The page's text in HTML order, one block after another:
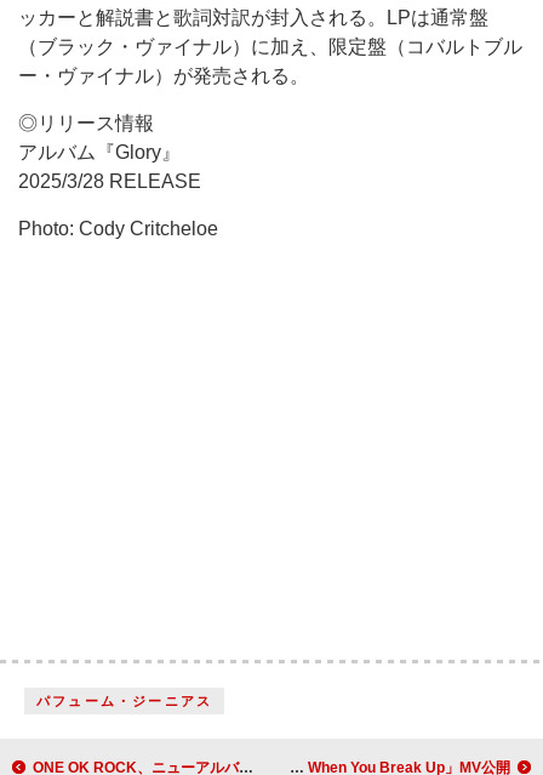
ッカーと解説書と歌詞対訳が封入される。LPは通常盤
（ブラック・ヴァイナル）に加え、限定盤（コバルトブル
ー・ヴァイナル）が発売される。
◎リリース情報
アルバム『Glory』
2025/3/28 RELEASE
Photo: Cody Critcheloe
パフューム・ジーニアス
ONE OK ROCK、ニューアルバム『DETOX』リリース＆MIYASHITA PARKのジャックスタート 「Tropical Therapy」のMVプレミア公開も セレーナ・ゴメスｘグレイシー・エイブラムスｘベニー・ブランコ、コラボ曲「Call Me When You Break Up」MV公開